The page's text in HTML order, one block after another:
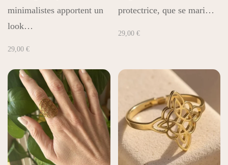
minimalistes apportent un
look…
29,00 €
protectrice, que se mari…
29,00 €